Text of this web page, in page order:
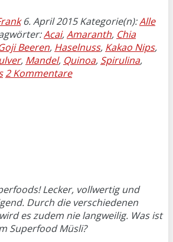
6. April 2015 Kategorie(n):Alle
Acai,Amaranth, Chia
Beeren, Haselnuss, Kakao Nips,
, Mandel, Quinoa, Spirulina,
2 Kommentare
Lecker, vollwertig und
Durch die verschiedenen
es zudem nie langweilig. Was ist
Superfood Müsli?